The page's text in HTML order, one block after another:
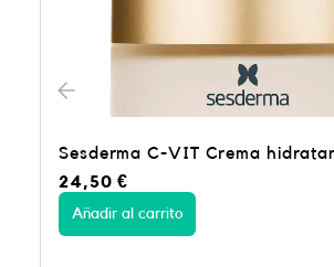
Sesderma C-VIT Crema
24,50€
Añadir al carrito